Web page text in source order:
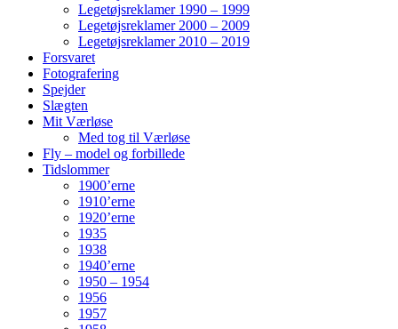
Legetøjsreklamer 1990 – 1999
Legetøjsreklamer 2000 – 2009
Legetøjsreklamer 2010 – 2019
Forsvaret
Fotografering
Spejder
Slægten
Mit Værløse
Med tog til Værløse
Fly – model og forbillede
Tidslommer
1900’erne
1910’erne
1920’erne
1935
1938
1940’erne
1950 – 1954
1956
1957